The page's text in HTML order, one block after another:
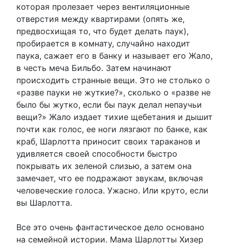
которая пролезает через вентиляционные
отверстия между квартирами (опять же,
предвосхищая то, что будет делать паук),
пробирается в комнату, случайно находит
паука, сажает его в банку и называет его Жало,
в честь меча Бильбо. Затем начинают
происходить странные вещи. Это не столько о
«разве пауки не жуткие?», сколько о «разве не
было бы жутко, если бы паук делал непаучьи
вещи?» Жало издает тихие щебетания и дышит
почти как голос, ее ноги лязгают по банке, как
краб, Шарлотта приносит своих тараканов и
удивляется своей способности быстро
покрывать их зеленой слизью, а затем она
замечает, что ее подражают звукам, включая
человеческие голоса. Ужасно. Или круто, если
вы Шарлотта.
Все это очень фантастическое дело основано
на семейной истории. Мама Шарлотты Хизер